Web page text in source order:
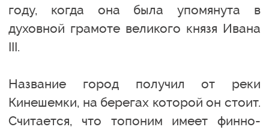
году, когда она была упомянута в
духовной грамоте великого князя Ивана
III.
Название город получил от реки
Кинешемки, на берегах которой он стоит.
Считается, что топоним имеет финно-